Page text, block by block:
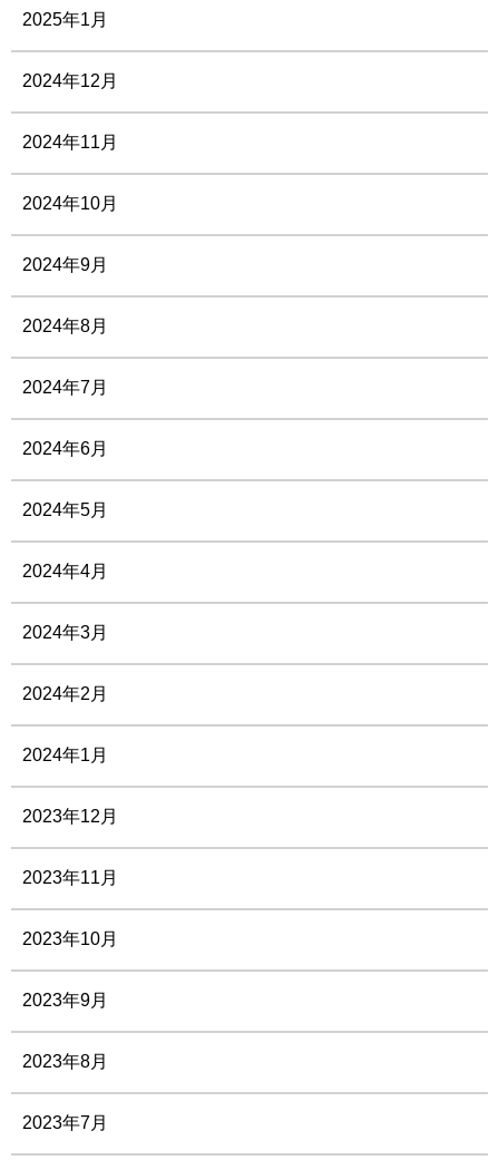
2025年1月
2024年12月
2024年11月
2024年10月
2024年9月
2024年8月
2024年7月
2024年6月
2024年5月
2024年4月
2024年3月
2024年2月
2024年1月
2023年12月
2023年11月
2023年10月
2023年9月
2023年8月
2023年7月